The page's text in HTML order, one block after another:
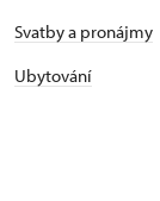
Svatby a pronájmy
Ubytování